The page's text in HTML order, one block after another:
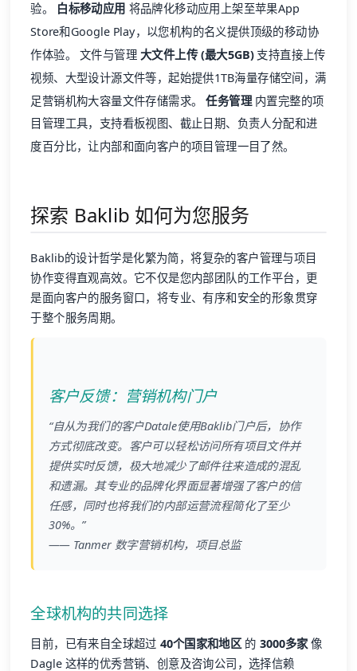
验。 白标移动应用 将品牌化移动应用上架至苹果App
Store和Google Play，以您机构的名义提供顶级的移动协
作体验。 文件与管理大文件上传 (最大5GB)支持直接上传
视频、大型设计源文件等，起始提供1TB海量存储空间，满
足营销机构大容量文件存储需求。任务管理 内置完整的项
目管理工具，支持看板视图、截止日期、负责人分配和进
度百分比，让内部和面向客户的项目管理一目了然。
探索 Baklib 如何为您服务
Baklib的设计哲学是化繁为简，将复杂的客户管理与项目
协作变得直观高效。它不仅是您内部团队的工作平台，更
是面向客户的服务窗口，将专业、有序和安全的形象贯穿
于整个服务周期。
客户反馈：营销机构门户
“自从为我们的客户Datale使用Baklib门户后，协作
方式彻底改变。客户可以轻松访问所有项目文件并
提供实时反馈，极大地减少了邮件往来造成的混乱
和遗漏。其专业的品牌化界面显著增强了客户的信
任感，同时也将我们的内部运营流程简化了至少
30%。”
—— Tanmer 数字营销机构，项目总监
全球机构的共同选择
目前，已有来自全球超过 40个国家和地区的 3000多家 像
Dagle 这样的优秀营销、创意及咨询公司，选择信赖